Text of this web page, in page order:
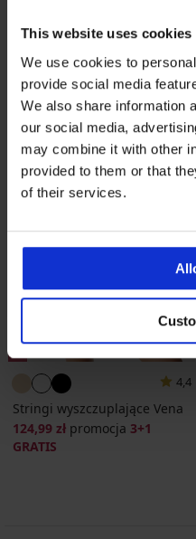
This website uses cookies
We use cookies to
provide social media
We also share information
our social media,
may combine it with other
provided to them or that
of their services.
120,99 złpromocja 3+1
3+1 GRATIS
4,4
Stringi wyszczuplające Vena
124,99 zł promocja 3+1
GRATIS